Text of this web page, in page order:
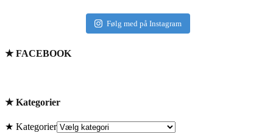
Følg med på Instagram
★ FACEBOOK
★ Kategorier
★ Kategorier